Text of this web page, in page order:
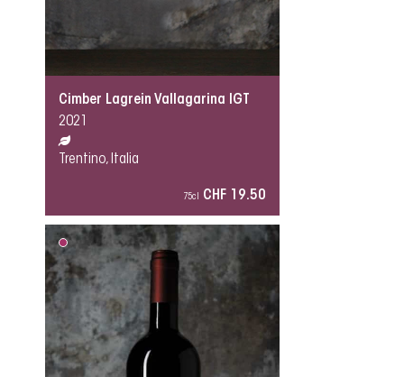
Cimber Lagrein Vallagarina IGT
2021
Trentino, Italia
75cl CHF 19.50